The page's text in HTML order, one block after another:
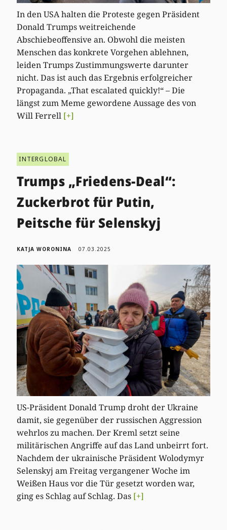
In den USA halten die Proteste gegen Präsident
Donald Trumps weitreichende
Abschiebeoffensive an. Obwohl die meisten
Menschen das konkrete Vorgehen ablehnen,
leiden Trumps Zustimmungswerte darunter
nicht. Das ist auch das Ergebnis erfolgreicher
Propaganda. „That escalated quickly!“ – Die
längst zum Meme gewordene Aussage des von
Will Ferrell [+]
INTERGLOBAL
Trumps „Friedens-Deal“:
Zuckerbrot für Putin,
Peitsche für Selenskyj
KATJA WORONINA 07.03.2025
US-Präsident Donald Trump droht der Ukraine
damit, sie gegenüber der russischen Aggression
wehrlos zu machen. Der Kreml setzt seine
militärischen Angriffe auf das Land unbeirrt fort.
Nachdem der ukrainische Präsident Wolodymyr
Selenskyj am Freitag vergangener Woche im
Weißen Haus vor die Tür gesetzt worden war,
ging es Schlag auf Schlag. Das [+]